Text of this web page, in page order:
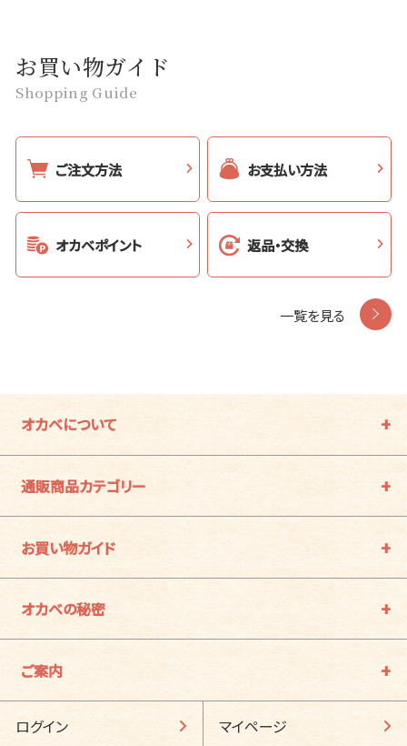
お買い物ガイド
Shopping Guide
ご注文方法 お支払い方法
オカベポイント 返品・交換
一覧を見る
オカベについて
通販商品カテゴリー
お買い物ガイド
オカベの秘密
ご案内
ログイン マイページ